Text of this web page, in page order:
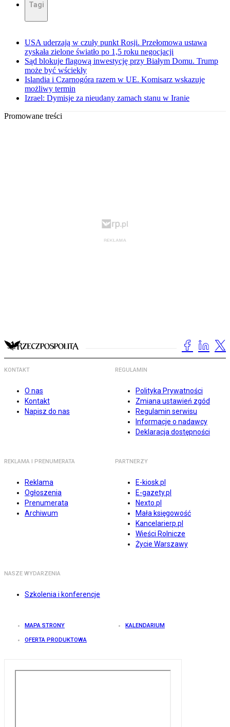
Tagi
USA uderzają w czuły punkt Rosji. Przełomowa ustawa
zyskała zielone światło po 1,5 roku negocjacji
Sąd blokuje flagową inwestycję przy Białym Domu. Trump
może być wściekły
Islandia i Czarnogóra razem w UE. Komisarz wskazuje
możliwy termin
Izrael: Dymisje za nieudany zamach stanu w Iranie
Promowane treści
KONTAKT
O nas
Kontakt
Napisz do nas
REGULAMIN
Polityka Prywatności
Zmiana ustawień zgód
Regulamin serwisu
Informacje o nadawcy
Deklaracja dostępności
REKLAMA I PRENUMERATA
Reklama
Ogłoszenia
Prenumerata
Archiwum
PARTNERZY
E-kiosk.pl
E-gazety.pl
Nexto.pl
Mała księgowość
Kancelarierp.pl
Wieści Rolnicze
Życie Warszawy
NASZE WYDARZENIA
Szkolenia i konferencje
MAPA STRONY KALENDARIUM
OFERTA PRODUKTOWA